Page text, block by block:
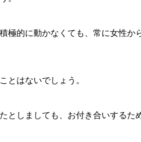
極的に動かなくても、常に女性か
とはないでしょう。
としましても、お付き合いするた